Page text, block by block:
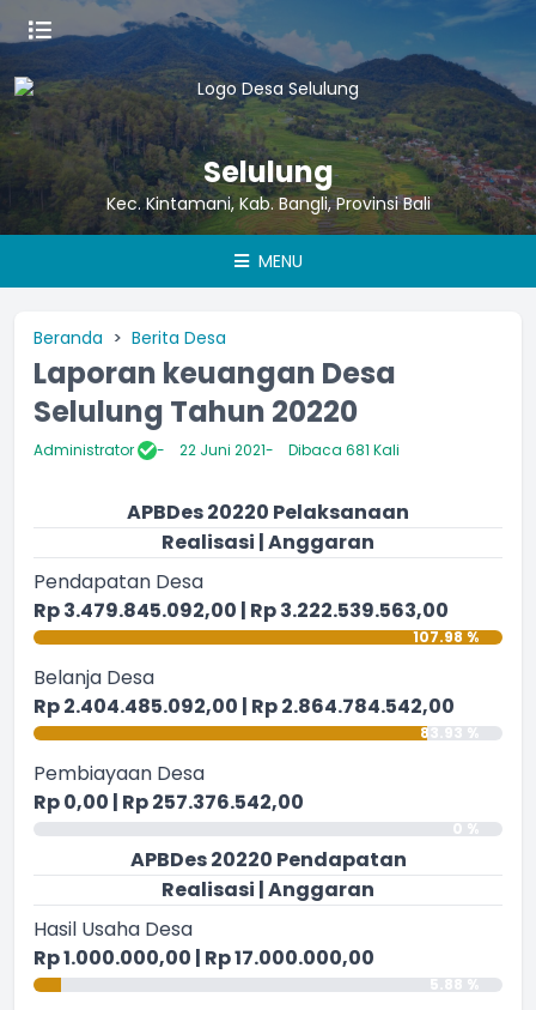
Selulung
Kec. Kintamani, Kab. Bangli, Provinsi Bali
MENU
Beranda Berita Desa
Laporan keuangan Desa
Selulung Tahun 20220
Administrator 22 Juni 2021 Dibaca 681 Kali
APBDes 20220 Pelaksanaan
Realisasi | Anggaran
Pendapatan Desa
Rp 3.479.845.092,00 | Rp 3.222.539.563,00
107.98 %
Belanja Desa
Rp 2.404.485.092,00 | Rp 2.864.784.542,00
83.93 %
Pembiayaan Desa
Rp 0,00 | Rp 257.376.542,00
0 %
APBDes 20220 Pendapatan
Realisasi | Anggaran
Hasil Usaha Desa
Rp 1.000.000,00 | Rp 17.000.000,00
5.88 %